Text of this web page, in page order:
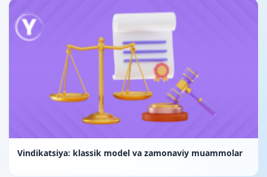
Vindikatsiya: klassik model va zamonaviy muammolar